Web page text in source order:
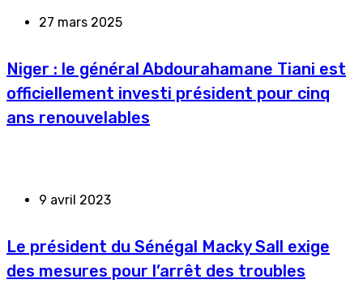
27 mars 2025
Niger : le général Abdourahamane Tiani est
officiellement investi président pour cinq
ans renouvelables
9 avril 2023
Le président du Sénégal Macky Sall exige
des mesures pour l’arrêt des troubles